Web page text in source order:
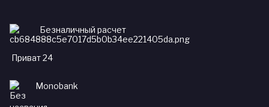
Безналичный расчет
Приват 24
Monobank